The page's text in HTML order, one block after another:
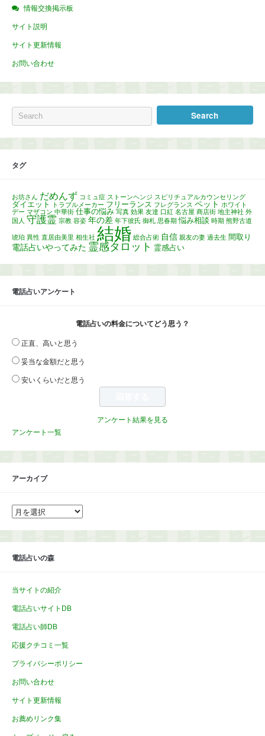
情報交換掲示板
サイト説明
サイト更新情報
お問い合わせ
タグ
お坊さん だめんず コミュ症 ストーンヘンジ スピリチュアルカウンセリング
ダイエット トラブルメーカー フリーランス フレグランス ペット ホワイト
デー マザコン 中華街 仕事の悩み 写真 効果 友達 口紅 名古屋 商店街 地主神社 外
国人 守護霊 宗教 容姿 年の差 年下彼氏 御札 思春期 悩み相談 時期 熊野古道
琥珀 異性 直居由美里 相生社 結婚 総合占術 自信 親友の妻 過去生 間取り
電話占いやってみた 霊感タロット 霊感占い
電話占いアンケート
電話占いの料金についてどう思う？
正直、高いと思う
妥当な金額だと思う
安いくらいだと思う
アンケート結果を見る
アンケート一覧
アーカイブ
ア
ー
イ
電話占いの森
当サイトの紹介
電話占いサイトDB
電話占い師DB
応援クチコミ一覧
プライバシーポリシー
お問い合わせ
サイト更新情報
お薦めリンク集